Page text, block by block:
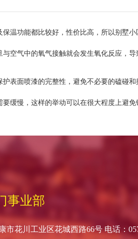
功能都比较好，性价比高，所以别墅小
空气中的氧气接触就会发生氧化反应，导
表面喷漆的完整性，避免不必要的磕碰
缓慢，这样的举动可以在很大程度上避
事业部
市花川工业区花城西路66号 电话：